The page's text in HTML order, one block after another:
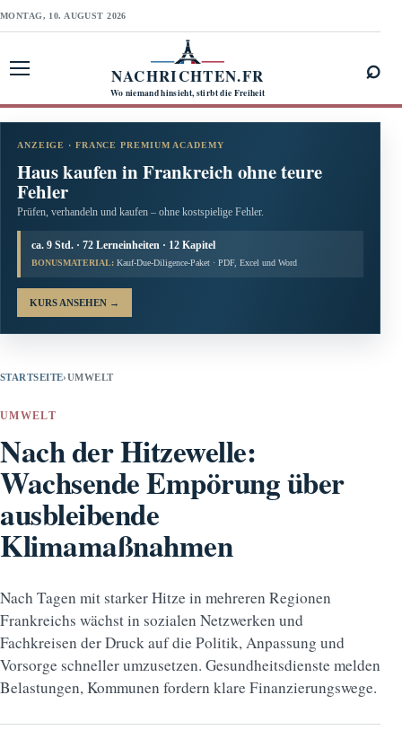
MONTAG, 10. AUGUST 2026
NACHRICHTEN.FR
Wo niemand hinsieht, stirbt die Freiheit
⌕
ANZEIGE · FRANCE PREMIUM ACADEMY
Haus kaufen in Frankreich ohne teure
Fehler
Prüfen, verhandeln und kaufen – ohne kostspielige Fehler.
ca. 9 Std. · 72 Lerneinheiten · 12 Kapitel
BONUSMATERIAL: Kauf-Due-Diligence-Paket · PDF, Excel und Word
KURS ANSEHEN →
STARTSEITE›UMWELT
UMWELT
Nach der Hitzewelle:
Wachsende Empörung über
ausbleibende
Klimamaßnahmen
Nach Tagen mit starker Hitze in mehreren Regionen
Frankreichs wächst in sozialen Netzwerken und
Fachkreisen der Druck auf die Politik, Anpassung und
Vorsorge schneller umzusetzen. Gesundheitsdienste melden
Belastungen, Kommunen fordern klare Finanzierungswege.